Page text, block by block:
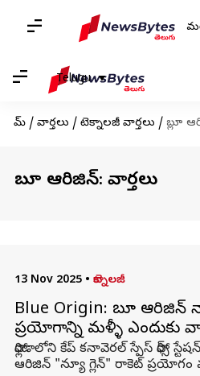
Telugu
హోమ్ / వార్తలు / టెక్నాలజీ వార్తలు / బ్లూ
బ్లూ ఆరిజిన్: వార్తలు
13 Nov 2025 • టెక్నాలజీ
Blue Origin: బ్లూ
ప్రయోగాన్ని మళ్ళీ
ఫ్లోరిడాలోని కేప్ కనావెరల్ స్పేస్ ఫోర్స్
ఆరిజిన్‌ "న్యూ గ్లెన్" రాకెట్‌